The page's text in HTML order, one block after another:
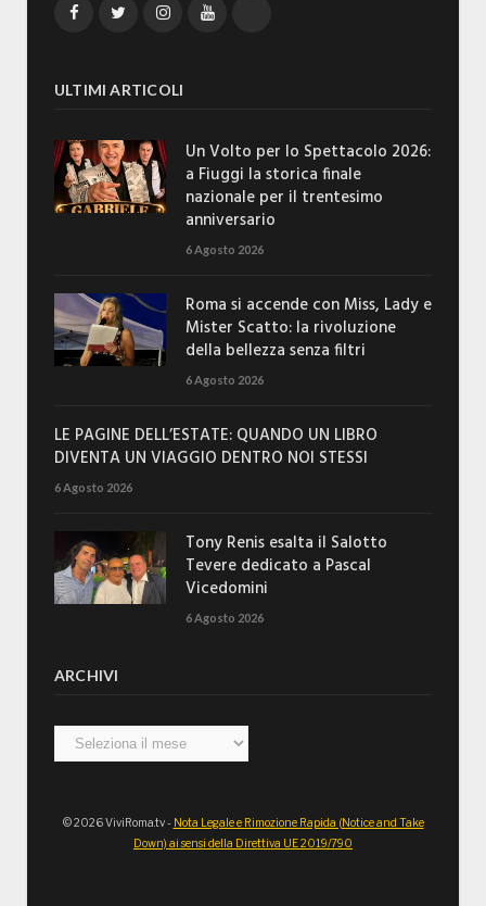
FacebookTwitterInstagramYouTube
ULTIMI ARTICOLI
Un Volto per lo Spettacolo 2026:
a Fiuggi la storica finale
nazionale per il trentesimo
anniversario
6 Agosto 2026
Roma si accende con Miss, Lady e
Mister Scatto: la rivoluzione
della bellezza senza filtri
6 Agosto 2026
LE PAGINE DELL’ESTATE: QUANDO UN LIBRO
DIVENTA UN VIAGGIO DENTRO NOI STESSI
6 Agosto 2026
Tony Renis esalta il Salotto
Tevere dedicato a Pascal
Vicedomini
6 Agosto 2026
ARCHIVI
Archivi
© 2026 ViviRoma.tv - Nota Legale e Rimozione Rapida (Notice and Take
Down) ai sensi della Direttiva UE 2019/790